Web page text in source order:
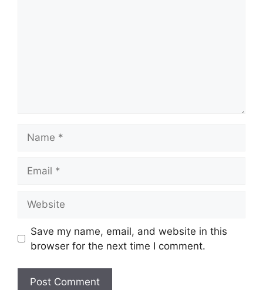
Save my name, email, and website in this
browser for the next time I comment.